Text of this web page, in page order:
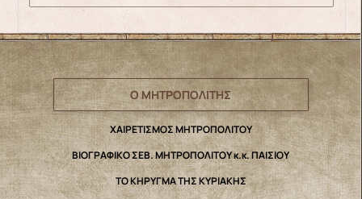
Ο ΜΗΤΡΟΠΟΛΙΤΗΣ
ΧΑΙΡΕΤΙΣΜΟΣ ΜΗΤΡΟΠΟΛΙΤΟΥ
ΒΙΟΓΡΑΦΙΚΟ ΣΕΒ. ΜΗΤΡΟΠΟΛΙΤΟΥ κ.κ. ΠΑΙΣΙΟΥ
ΤΟ ΚΗΡΥΓΜΑ ΤΗΣ ΚΥΡΙΑΚΗΣ